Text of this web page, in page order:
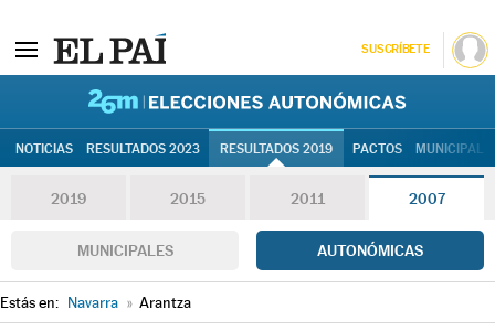
SUSCRÍBETE
NOTICIAS RESULTADOS 2023 RESULTADOS 2019 PACTOS
2019 2015 2011 2007
MUNICIPALES AUTONÓMICAS
Estás en: Navarra » Arantza